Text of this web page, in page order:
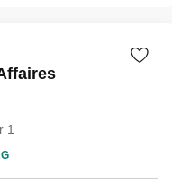
1